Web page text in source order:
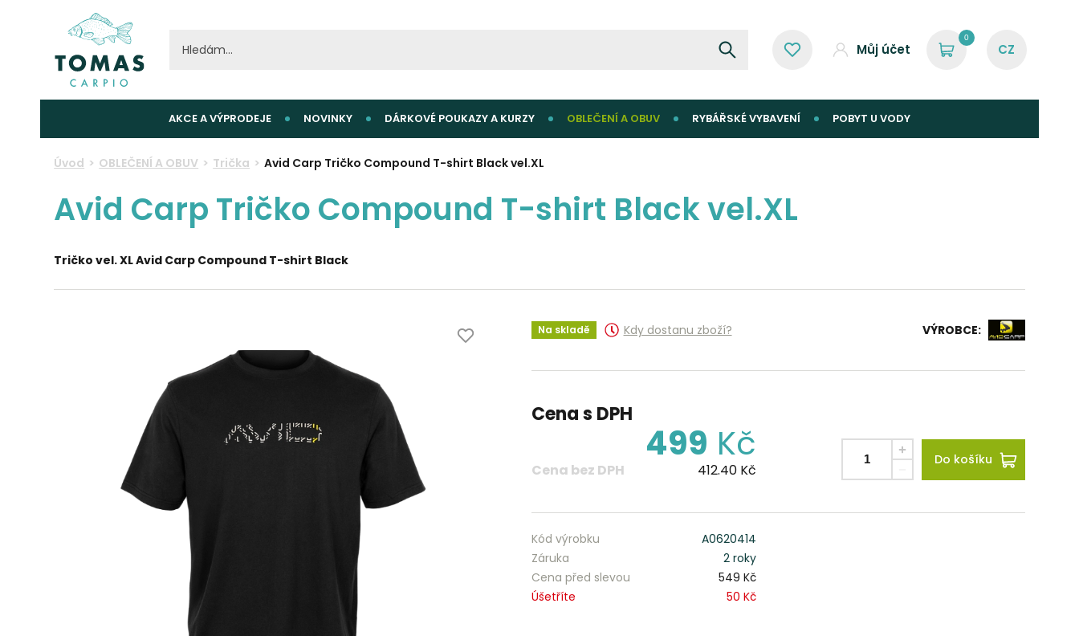
Můj účet
0
AKCE A VÝPRODEJE NOVINKY DÁRKOVÉ POUKAZY A KURZY OBLEČENÍ A OBUV RYBÁŘSKÉ VYBAVENÍ POBYT U VODY
Úvod OBLEČENÍ A OBUV Trička Avid Carp Tričko Compound T-shirt Black vel.XL
Avid Carp Tričko Compound T-shirt Black vel.XL
Tričko vel. XL Avid Carp Compound T-shirt Black
Na skladě Kdy dostanu zboží? VÝROBCE:
Cena s DPH
499 Kč
Cena bez DPH 412.40Kč
Do košíku
Kód výrobku
A0620414
Záruka
2 roky
Cena před slevou
549 Kč
Úšetříte
50 Kč